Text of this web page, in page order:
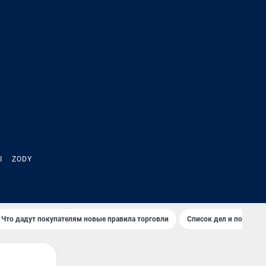
ZODY
Что дадут покупателям новые правила торговли Список дел и покупок